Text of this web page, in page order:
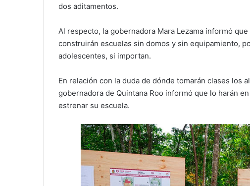
dos aditamentos.
Al respecto, la gobernadora Mara Lezama informó
construirán escuelas sin domos y sin equipamiento,
adolescentes, si importan.
En relación con la duda de dónde tomarán clases los
gobernadora de Quintana Roo informó que lo harán
estrenar su escuela.